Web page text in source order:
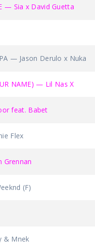
— Sia x David Guetta
— Jason Derulo x Nuka
NAME) — Lil Nas X
feat. Babet
Flex
Grennan
(F)
& Mnek